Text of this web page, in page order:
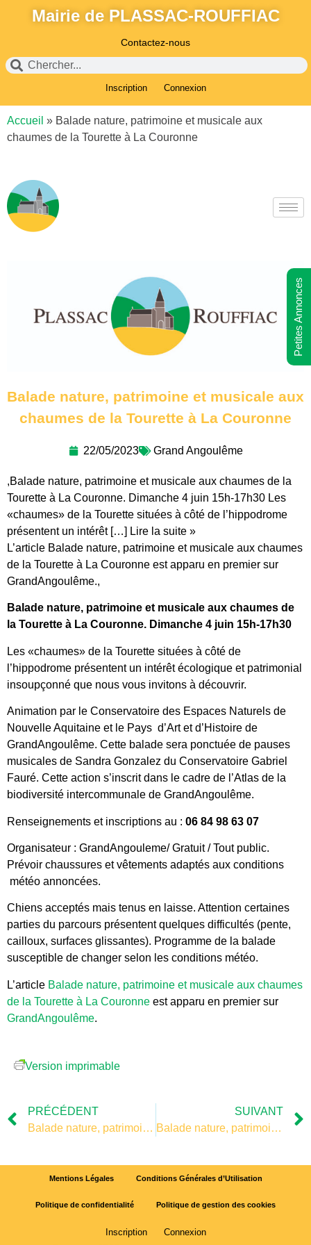
Mairie de PLASSAC-ROUFFIAC
Contactez-nous
Inscription Connexion
Accueil » Balade nature, patrimoine et musicale aux
chaumes de la Tourette à La Couronne
Balade nature, patrimoine et musicale aux
chaumes de la Tourette à La Couronne
22/05/2023 Grand Angoulême
,Balade nature, patrimoine et musicale aux chaumes de la
Tourette à La Couronne. Dimanche 4 juin 15h-17h30 Les
«chaumes» de la Tourette situées à côté de l’hippodrome
présentent un intérêt […] Lire la suite »
L’article Balade nature, patrimoine et musicale aux chaumes
de la Tourette à La Couronne est apparu en premier sur
GrandAngoulême.,
Balade nature, patrimoine et musicale aux chaumes de
la Tourette à La Couronne. Dimanche 4 juin 15h-17h30
Les «chaumes» de la Tourette situées à côté de
l’hippodrome présentent un intérêt écologique et patrimonial
insoupçonné que nous vous invitons à découvrir.
Animation par le Conservatoire des Espaces Naturels de
Nouvelle Aquitaine et le Pays d’Art et d’Histoire de
GrandAngoulême. Cette balade sera ponctuée de pauses
musicales de Sandra Gonzalez du Conservatoire Gabriel
Fauré. Cette action s’inscrit dans le cadre de l’Atlas de la
biodiversité intercommunale de GrandAngoulême.
Renseignements et inscriptions au : 06 84 98 63 07
Organisateur : GrandAngouleme/ Gratuit / Tout public.
Prévoir chaussures et vêtements adaptés aux conditions
météo annoncées.
Chiens acceptés mais tenus en laisse. Attention certaines
parties du parcours présentent quelques difficultés (pente,
cailloux, surfaces glissantes). Programme de la balade
susceptible de changer selon les conditions météo.
L’article Balade nature, patrimoine et musicale aux chaumes
de la Tourette à La Couronne est apparu en premier sur
GrandAngoulême.
Version imprimable
PRÉCÉDENT
Balade nature, patrimoine et musicale aux chaumes de la Tourette à La Couronne
SUIVANT
Balade nature, patrimoine et musicale aux chaumes de la Tourette à La Couronne
Mentions Légales Conditions Générales d’Utilisation
Politique de confidentialité Politique de gestion des cookies
Inscription Connexion
Petites Annonces